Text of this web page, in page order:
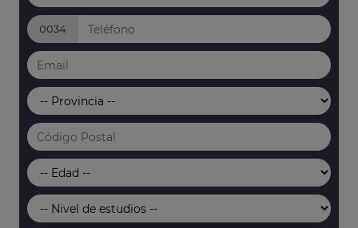
0034